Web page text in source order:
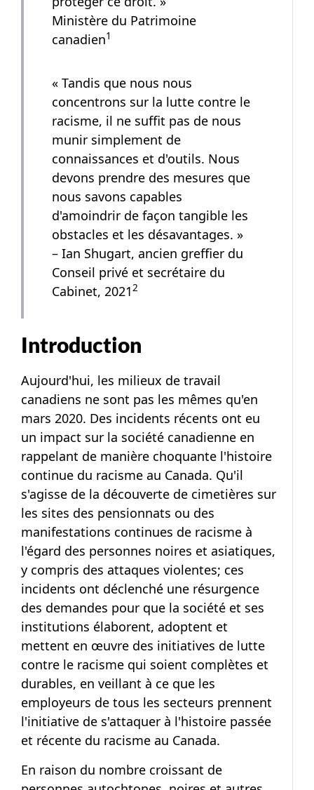
Ministère du Patrimoine
canadienNote de bas de page
1
« Tandis que nous nous
concentrons sur la lutte contre le
racisme, il ne suffit pas de nous
munir simplement de
connaissances et d'outils. Nous
devons prendre des mesures que
nous savons capables
d'amoindrir de façon tangible les
obstacles et les désavantages. »
– Ian Shugart, ancien greffier du
Conseil privé et secrétaire du
Cabinet, 2021 Note de bas de page
2
Introduction
Aujourd'hui, les milieux de travail
canadiens ne sont pas les mêmes qu'en
mars 2020. Des incidents récents ont eu
un impact sur la société canadienne en
rappelant de manière choquante l'histoire
continue du racisme au Canada. Qu'il
s'agisse de la découverte de cimetières sur
les sites des pensionnats ou des
manifestations continues de racisme à
l'égard des personnes noires et asiatiques,
y compris des attaques violentes; ces
incidents ont déclenché une résurgence
des demandes pour que la société et ses
institutions élaborent, adoptent et
mettent en œuvre des initiatives de lutte
contre le racisme qui soient complètes et
durables, en veillant à ce que les
employeurs de tous les secteurs prennent
l'initiative de s'attaquer à l'histoire passée
et récente du racisme au Canada.
En raison du nombre croissant de